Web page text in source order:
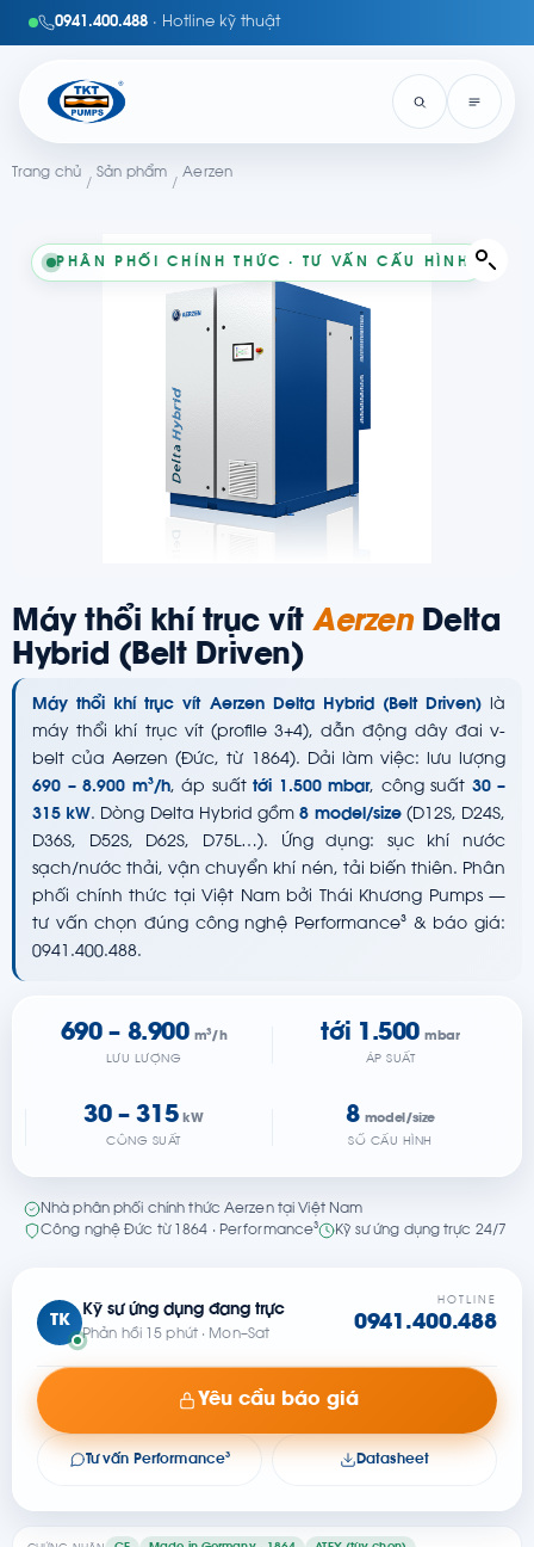
0941.400.488 · Hotline kỹ thuật
Trang chủ
/
Sản phẩm
/
Aerzen
PHÂN PHỐI CHÍNH THỨC · TƯ VẤN CẤU HÌNH
Máy thổi khí trục vítAerzenDelta
Hybrid (Belt Driven)
Máy thổi khí trục vít Aerzen Delta Hybrid (Belt Driven)là
máy thổi khí trục vít (profile 3+4), dẫn động dây đai v-
belt của Aerzen (Đức, từ 1864). Dải làm việc: lưu lượng
690 – 8.900 m³/h, áp suất tới 1.500 mbar, công suất 30 –
315 kW. Dòng Delta Hybrid gồm8 model/size(D12S, D24S,
D36S, D52S, D62S, D75L…). Ứng dụng: sục khí nước
sạch/nước thải, vận chuyển khí nén, tải biến thiên. Phân
phối chính thức tại Việt Nam bởi Thái Khương Pumps —
tư vấn chọn đúng công nghệ Performance³ & báo giá:
0941.400.488.
690 – 8.900 m³/h
LƯU LƯỢNG
tới 1.500 mbar
ÁP SUẤT
30 – 315 kW
CÔNG SUẤT
8 model/size
SỐ CẤU HÌNH
Nhà phân phối chính thức Aerzen tại Việt Nam
Công nghệ Đức từ 1864 · Performance³
Kỹ sư ứng dụng trực 24/7
TK
Kỹ sư ứng dụng đang trực
Phản hồi 15 phút · Mon–Sat
HOTLINE
0941.400.488
Yêu cầu báo giá
Tư vấn Performance³ Datasheet